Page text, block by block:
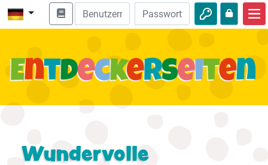
Bibel entdecken
Natur
Wundervolle